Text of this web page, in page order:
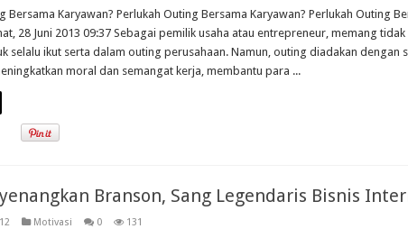
Bersama Karyawan? Perlukah Outing Bersama Karyawan? Perlukah Outing
28 Juni 2013 09:37 Sebagai pemilik usaha atau entrepreneur, memang
selalu ikut serta dalam outing perusahaan. Namun, outing diadakan dengan
moral dan semangat kerja, membantu para ...
Branson, Sang Legendaris Bisnis
Motivasi 0 131